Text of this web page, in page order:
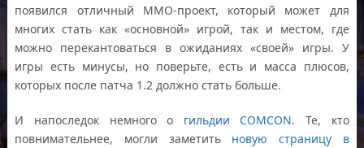
появился отличный ММО-проект, который может для
многих стать как «основной» игрой, так и местом, где
можно перекантоваться в ожиданиях «своей» игры. У
игры есть минусы, но поверьте, есть и масса плюсов,
которых после патча 1.2 должно стать больше.
И напоследок немного о гильдии COMCON. Те, кто
повнимательнее, могли заметить новую страницу в